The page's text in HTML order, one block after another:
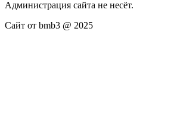
Администрация сайта не несёт.
Сайт от bmb3 @ 2025